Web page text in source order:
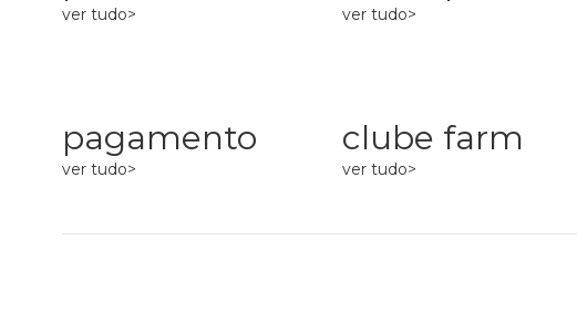
ver tudo> ver tudo>
pagamento
ver tudo>
clube farm
ver tudo>